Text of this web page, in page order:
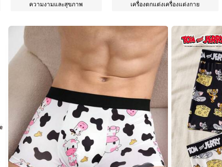
ความงามและสุขภาพ เครื่องตกแต่งเครื่องแต่งกาย